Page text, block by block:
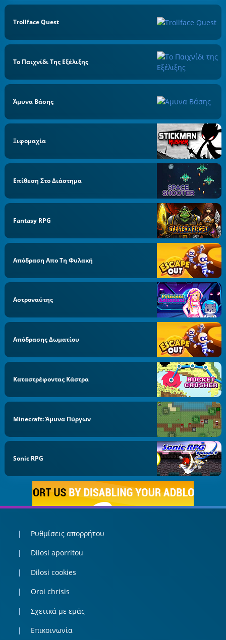
Trollface Quest
Το Παιχνίδι Της Εξέλιξης
Άμυνα Βάσης
Ξιφομαχία
Επίθεση Στο Διάστημα
Fantasy RPG
Απόδραση Απο Τη Φυλακή
Αστροναύτης
Απόδρασης Δωματίου
Καταστρέφοντας Κάστρα
Minecraft: Άμυνα Πύργων
Sonic RPG
Ρυθμίσεις απορρήτου
Dilosi aporritou
Dilosi cookies
Oroi chrisis
Σχετικά με εμάς
Επικοινωνία